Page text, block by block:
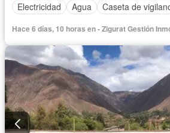
Electricidad
Agua Caseta de
Hace 6 días, 10 horas en - Zigurat Gestión